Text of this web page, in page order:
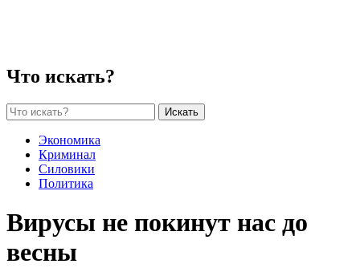
Что искать?
Искать
Экономика
Криминал
Силовики
Политика
Вирусы не покинут нас до
весны